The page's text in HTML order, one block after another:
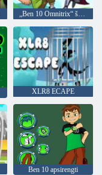
„Ben 10 Omnitrix“ šešėlis
XLR8 ECAPE
Ben 10 apsirengti